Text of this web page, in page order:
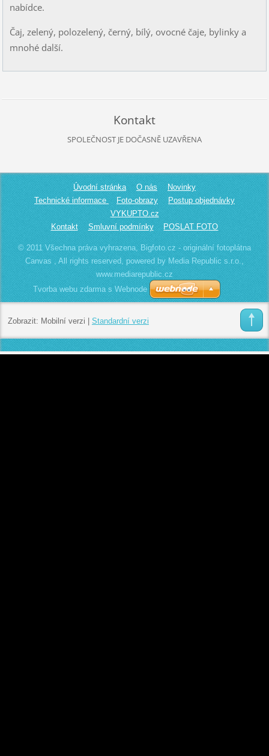
nabídce.
Čaj, zelený, polozelený, černý, bílý, ovocné čaje, bylinky a
mnohé další.
Kontakt
SPOLEČNOST JE DOČASNĚ UZAVŘENA
Úvodní stránka O nás
Novinky
Technické informace
Foto-obrazy
Postup objednávky
VYKUPTO.cz
Kontakt
Smluvní podmínky POSLAT FOTO
© 2011 Všechna práva vyhrazena, Bigfoto.cz - originální fotoplátna
Canvas , All rights reserved, powered by Media Republic s.r.o.,
www.mediarepublic.cz
Tvorba webu zdarma s Webnode
Zobrazit: Mobilní verzi | Standardní verzi